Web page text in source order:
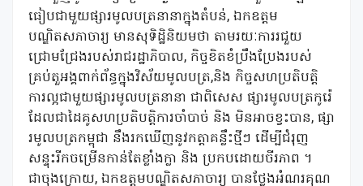
ធៀបជាមួយផ្សារមូលបត្រនានាក្នុងតំបន់, ឯកឧត្តម
បណ្ឌិតសភាចារ្យ មានសុទិដ្ឋិនិយមថា តាមរយៈការរជួយ
ជ្រោមជ្រែងរបស់រាជរដ្ឋាភិបាល, កិច្ចខិតខំប្រឹងប្រែងរបស់
គ្រប់តួអង្គពាក់ព័ន្ធក្នុងវិស័យមូលបត្រ,និង កិច្ចសហប្រតិបត្តិ
ការល្អជាមួយផ្សារមូលបត្រនានា ជាពិសេស ផ្សារមូលបត្រកូរ៉េ
ដែលជាដៃគូសហប្រតិបត្តិការចាំបាច់ និង មិនអាចខ្វះបាន, ផ្សា
រមូលបត្រកម្ពុជា នឹងរកឃើញនូវកត្តាគន្លឹះថ្មីៗ ដើម្បីជំរុញ
សន្ទុះរីកចម្រើនកាន់តែខ្លាំងក្លា និង ប្រកបដោយចីរភាព ។
ជាចុងក្រោយ, ឯកឧត្តមបណ្ឌិតសភាចារ្យ បានថ្លែងអំណរគុណ